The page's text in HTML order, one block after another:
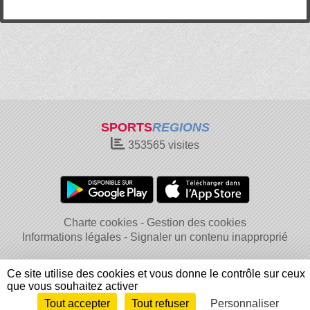
SPORTSREGIONS
353565 visites
Charte cookies
Gestion des cookies
Informations légales
Signaler un contenu inapproprié
Envie de participer ? Connexion
Ce site utilise des cookies et vous donne le contrôle sur ceux
que vous souhaitez activer
Tout accepter
Tout refuser Personnaliser